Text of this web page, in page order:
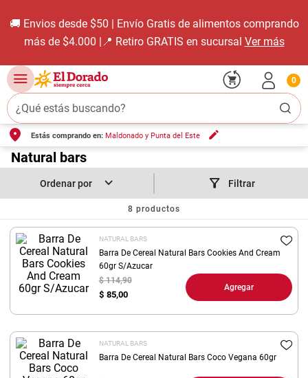
🚚 Envios desde $50 | Envío Gratis de alimentos comprando
más de $4.000 |📍 Retiro GRATIS en sucursal Ver más
¿Qué estás buscando?
0
Estás comprando en: Maldonado y Punta del Este
Natural bars
Filtrar
8 productos
NATURAL BARS
Barra De Cereal Natural Bars Cookies And Cream
60gr S/Azucar
$ 85,00
$ 114,90
Agregar
NATURAL BARS
Barra De Cereal Natural Bars Coco Vegana 60gr
TÉRMINOS MÁS BUSCADOS
leche
4. queso
5 . pollo
. bondiola
. fideos